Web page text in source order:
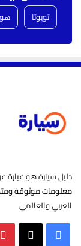
تويوتا
دليل سيارة هو عبارة
معلومات موثوقة
العربي والعالمي
فيسبوك